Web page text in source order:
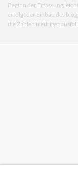
Beginn der Erfassung
erfolgt der Einbau des
die Zahlen niedriger